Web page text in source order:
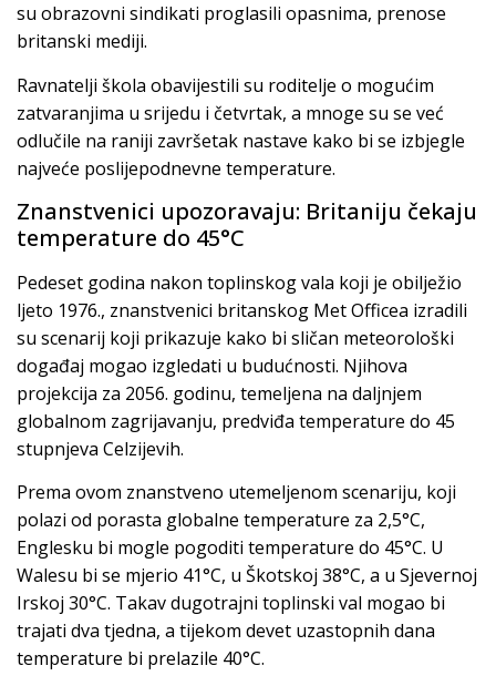
su obrazovni sindikati proglasili opasnima, prenose
britanski mediji.
Ravnatelji škola obavijestili su roditelje o mogućim
zatvaranjima u srijedu i četvrtak, a mnoge su se već
odlučile na raniji završetak nastave kako bi se izbjegle
najveće poslijepodnevne temperature.
Znanstvenici upozoravaju: Britaniju čekaju
temperature do 45°C
Pedeset godina nakon toplinskog vala koji je obilježio
ljeto 1976., znanstvenici britanskog Met Officea izradili
su scenarij koji prikazuje kako bi sličan meteorološki
događaj mogao izgledati u budućnosti. Njihova
projekcija za 2056. godinu, temeljena na daljnjem
globalnom zagrijavanju, predviđa temperature do 45
stupnjeva Celzijevih.
Prema ovom znanstveno utemeljenom scenariju, koji
polazi od porasta globalne temperature za 2,5°C,
Englesku bi mogle pogoditi temperature do 45°C. U
Walesu bi se mjerio 41°C, u Škotskoj 38°C, a u Sjevernoj
Irskoj 30°C. Takav dugotrajni toplinski val mogao bi
trajati dva tjedna, a tijekom devet uzastopnih dana
temperature bi prelazile 40°C.